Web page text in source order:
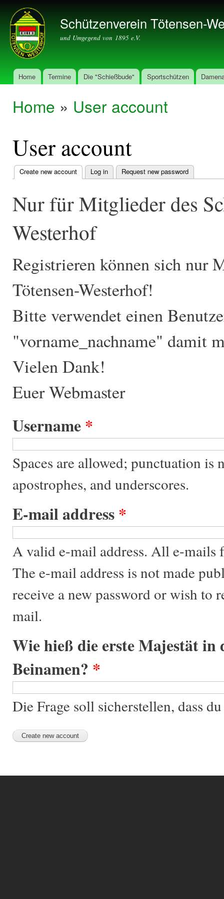
Schützenverein Tötensen-
und Umgegend von 1895 e.V.
Main menu
Home Termine Die "Schießbude" Sportschützen
You are here
Home » User account
User account
Primary
tabs
Create new account(active tab)
Log in Request new password
Nur für Mitglieder des
Westerhof
Registrieren können sich nur
Tötensen-Westerhof!
Bitte verwendet einen
"vorname_nachname" damit
Vielen Dank!
Euer Webmaster
Username*
Spaces are allowed; punctuation
apostrophes, and underscores.
E-mail address*
A valid e-mail address. All e-mails
The e-mail address is not made
receive a new password or wish to
mail.
Wie hieß die erste Majestät in
Beinamen? *
Die Frage soll sicherstellen, dass